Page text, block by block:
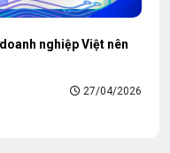
nghiệp Việt nên
27/04/2026